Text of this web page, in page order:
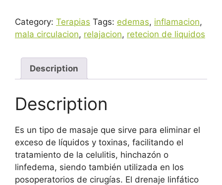
quantity
Category: Terapias Tags: edemas, inflamacion,
mala circulacion, relajacion, retecion de liquidos
Description
Description
Es un tipo de masaje que sirve para eliminar el
exceso de líquidos y toxinas, facilitando el
tratamiento de la celulitis, hinchazón o
linfedema, siendo también utilizada en los
posoperatorios de cirugías. El drenaje linfático